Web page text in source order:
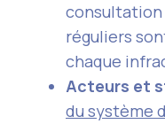
consultation
réguliers
chaque
Acteurs et
du système